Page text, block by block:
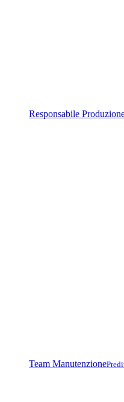
Responsabile
Team Manutenzione